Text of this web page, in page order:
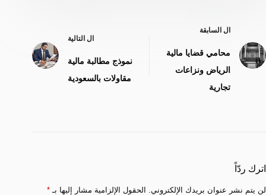
ال السابقة
محامي قضايا مالية
الرياض ونزاعات
تجارية
ال التالية
نموذج مطالبة مالية
مقاولات بالسعودية
اترك ردّاً
لن يتم نشر عنوان بريدك الإلكتروني. الحقول الإلزامية مشار إليها بـ *